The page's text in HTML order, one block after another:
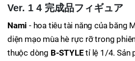
Ver. 1 4 完成品フィギュア
Nami - hoa tiêu tài năng của băng
diện mạo mùa hè rực rỡ trong
thuộc dòng B-STYLEtỉ lệ 1/4. Sản